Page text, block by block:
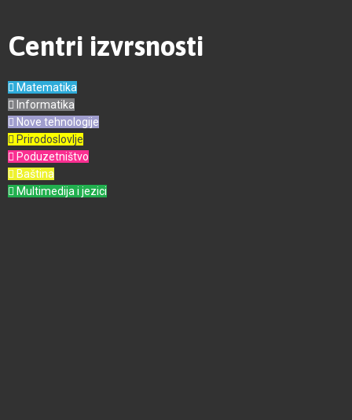
Centri izvrsnosti
Matematika
Informatika
Nove tehnologije
Prirodoslovlje
Poduzetništvo
Baština
Multimedija i jezici